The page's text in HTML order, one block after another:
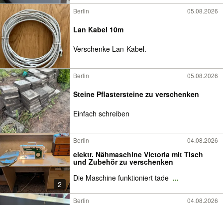
Berlin 05.08.2026
Lan Kabel 10m
Verschenke Lan-Kabel.
Berlin 05.08.2026
Steine Pflastersteine zu verschenken
Einfach schreiben
2
Berlin 04.08.2026
elektr. Nähmaschine Victoria mit Tisch
und Zubehör zu verschenken
Die Maschine funktioniert tade ...
Berlin 04.08.2026